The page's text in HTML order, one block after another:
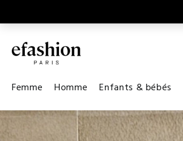
Femme Homme Enfants & bébés